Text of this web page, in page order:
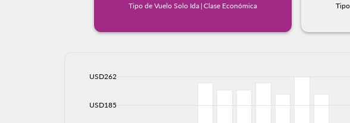
Tipo de Vuelo Solo Ida | Clase Económica
USD185
USD262
Displaying fares for agosto-2026
OAK–TIJ: cmp-view-offers-disclaimer. Encuentre
OAK–TIJ: cmp-view-offers-disclaimer. Encuentre
OAK–TIJ: cmp-view-offers-disclaimer.
OAK–TIJ: cmp-view-offers-disclaimer.
OAK–TIJ, 08/12/2026: Desde
OAK–TIJ, 08/13/2026: Desde
OAK–TIJ, 08/14/2026:
OAK–TIJ, 08/15/2026: